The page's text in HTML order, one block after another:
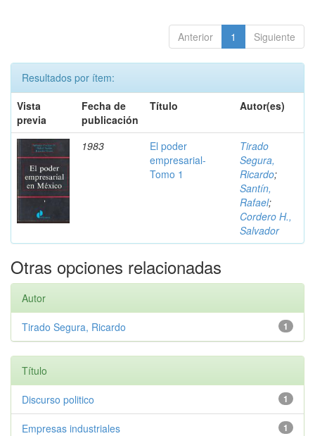
Anterior 1 Siguiente
Resultados por ítem:
Vista
previa
Fecha de
publicación
Título Autor(es)
1983
El poder
empresarial-
Tomo 1
Tirado
Segura,
Ricardo;
Santín,
Rafael;
Cordero H.,
Salvador
Otras opciones relacionadas
Autor
1
Tirado Segura, Ricardo
Título
1
Discurso politico
1
Empresas industriales